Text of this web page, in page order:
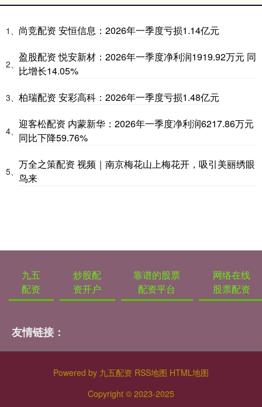
1、 尚竞配资 安恒信息：2026年一季度亏损1.14亿元
2、
盈股配资 悦安新材：2026年一季度净利润1919.92万元 同
比增长14.05%
3、 柏瑞配资 安彩高科：2026年一季度亏损1.48亿元
4、
迎客松配资 内蒙新华：2026年一季度净利润6217.86万元
同比下降59.76%
5、
万全之策配资 视频｜南京梅花山上梅花开，吸引美丽绣眼
鸟来
九五
配资
炒股配
资开户
靠谱的股票
配资平台
网络在线
股票配资
友情链接：
Powered by 九五配资 RSS地图 HTML地图
Copyright © 2023-2025